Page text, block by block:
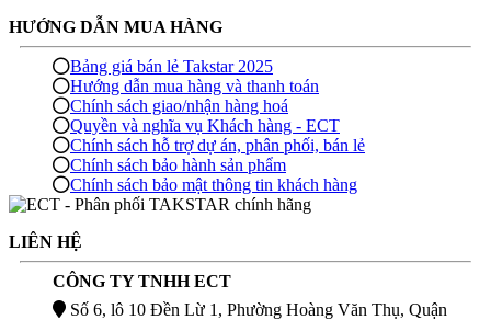
HƯỚNG DẪN MUA HÀNG
Bảng giá bán lẻ Takstar 2025
Hướng dẫn mua hàng và thanh toán
Chính sách giao/nhận hàng hoá
Quyền và nghĩa vụ Khách hàng - ECT
Chính sách hỗ trợ dự án, phân phối, bán lẻ
Chính sách bảo hành sản phẩm
Chính sách bảo mật thông tin khách hàng
LIÊN HỆ
CÔNG TY TNHH ECT
Số 6, lô 10 Đền Lừ 1, Phường Hoàng Văn Thụ, Quận